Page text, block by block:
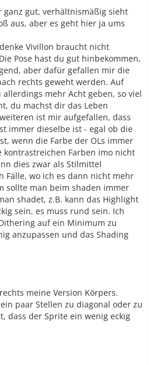
ganz gut, verhältnismäßig sieht
aus, aber es geht hier ja ums
Vivillon braucht nicht
Pose hast du gut hinbekommen,
aber dafür gefallen mir die
rechts geweht werden. Auf
mehr Acht geben, so viel
du machst dir das Leben
ist mir aufgefallen, dass
immer dieselbe ist - egal ob die
wenn die Farbe der OLs immer
kontrastreichen Farben imo nicht
dies zwar als Stilmittel
Fälle, wo ich es dann nicht mehr
sollte man beim shaden immer
shadet, z.B. kann das Highlight
sein, es muss rund sein. Ich
auf ein Minimum zu
anzupassen und das Shading
meine Version Körpers.
paar Stellen zu diagonal oder zu
dass der Sprite ein wenig eckig